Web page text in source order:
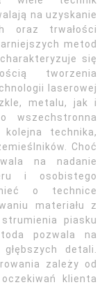
na uzyskanie
oraz trwałości
metod
się
tworzenia
laserowej
metalu, jak i
technika,
Choć
na nadanie
i osobistego
o technice
materiału z
piasku
pozwala na
detali.
zależy od
klienta